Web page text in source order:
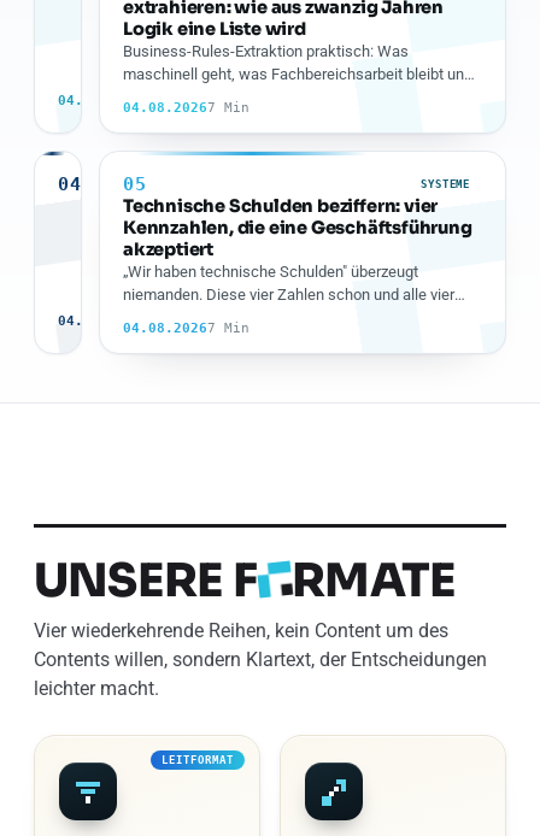
modernisieren?
Entscheidungsmatrix,
die
ohne
Bauchgefühl
auskommt
die
beantworten
und
richtige
Antwort
04.08.2026 Min
extrahieren: wie aus zwanzig Jahren
Logik eine Liste wird
Business-Rules-Extraktion praktisch: Was
maschinell geht, was Fachbereichsarbeit bleibt und
woran man erkennt, dass eine Regel tot ist.
04.08.20267 Min
04 SYSTEME
Strangler
Migration
Bang,
den
die
ist
bekannt,
scheitert
doppelte
und
die
wer
die
Fassade
04.08.2026 Min
05 SYSTEME
Technische Schulden beziffern: vier
Kennzahlen, die eine Geschäftsführung
akzeptiert
„Wir haben technische Schulden" überzeugt
niemanden. Diese vier Zahlen schon und alle vier
lassen sich aus vorhandenen Systemen ziehen.
04.08.20267 Min
UNSERE F RMATE
Vier wiederkehrende Reihen, kein Content um des
Contents willen, sondern Klartext, der Entscheidungen
leichter macht.
LEITFORMAT